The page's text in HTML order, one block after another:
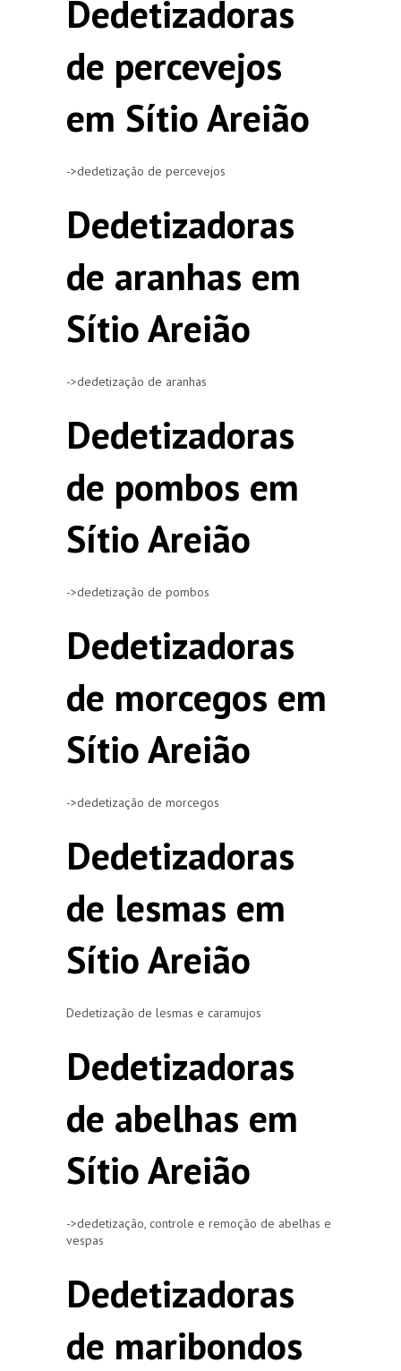
Dedetizadoras
de percevejos
em Sítio Areião
->dedetização de percevejos
Dedetizadoras
de aranhas em
Sítio Areião
->dedetização de aranhas
Dedetizadoras
de pombos em
Sítio Areião
->dedetização de pombos
Dedetizadoras
de morcegos em
Sítio Areião
->dedetização de morcegos
Dedetizadoras
de lesmas em
Sítio Areião
Dedetização de lesmas e caramujos
Dedetizadoras
de abelhas em
Sítio Areião
->dedetização, controle e remoção de abelhas e
vespas
Dedetizadoras
de maribondos